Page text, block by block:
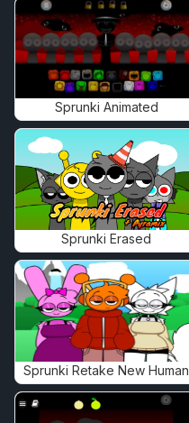
Sprunki Animated
Sprunki Erased
Sprunki Retake New Human